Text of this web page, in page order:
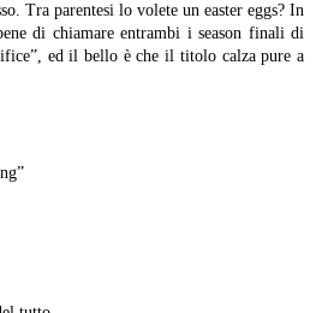
Tra parentesi lo volete un easter eggs? In
di chiamare entrambi i season finali di
ed il bello è che il titolo calza pure a